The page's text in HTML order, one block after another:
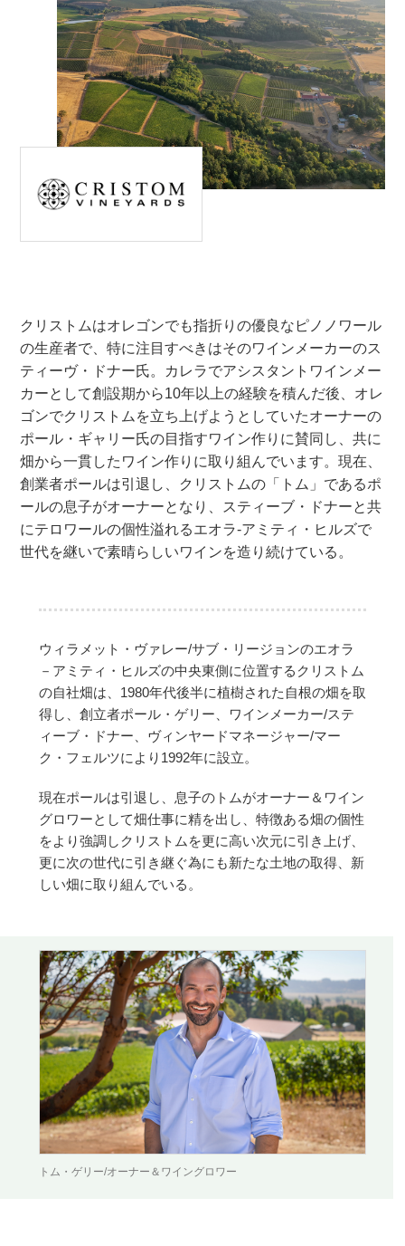
クリストムはオレゴンでも指折りの優良なピノノワール
の生産者で、特に注目すべきはそのワインメーカーのス
ティーヴ・ドナー氏。カレラでアシスタントワインメー
カーとして創設期から10年以上の経験を積んだ後、オレ
ゴンでクリストムを立ち上げようとしていたオーナーの
ポール・ギャリー氏の目指すワイン作りに賛同し、共に
畑から一貫したワイン作りに取り組んでいます。現在、
創業者ポールは引退し、クリストムの「トム」であるポ
ールの息子がオーナーとなり、スティーブ・ドナーと共
にテロワールの個性溢れるエオラ-アミティ・ヒルズで
世代を継いで素晴らしいワインを造り続けている。
ウィラメット・ヴァレー/サブ・リージョンのエオラ
－アミティ・ヒルズの中央東側に位置するクリストム
の自社畑は、1980年代後半に植樹された自根の畑を取
得し、創立者ポール・ゲリー、ワインメーカー/ステ
ィーブ・ドナー、ヴィンヤードマネージャー/マー
ク・フェルツにより1992年に設立。
現在ポールは引退し、息子のトムがオーナー＆ワイン
グロワーとして畑仕事に精を出し、特徴ある畑の個性
をより強調しクリストムを更に高い次元に引き上げ、
更に次の世代に引き継ぐ為にも新たな土地の取得、新
しい畑に取り組んでいる。
トム・ゲリー/オーナー＆ワイングロワー